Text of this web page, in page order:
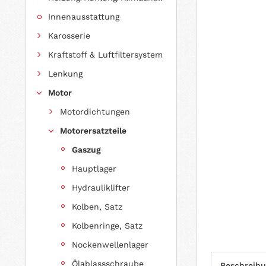
Innenausstattung
Karosserie
Kraftstoff & Luftfiltersystem
Lenkung
Motor
Motordichtungen
Motorersatzteile
Gaszug
Hauptlager
Hydrauliklifter
Kolben, Satz
Kolbenringe, Satz
Nockenwellenlager
Ölablassschraube